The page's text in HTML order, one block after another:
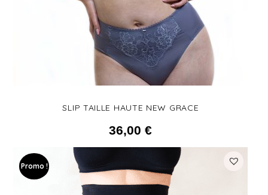
SLIP TAILLE HAUTE NEW GRACE
36,00€
Promo !